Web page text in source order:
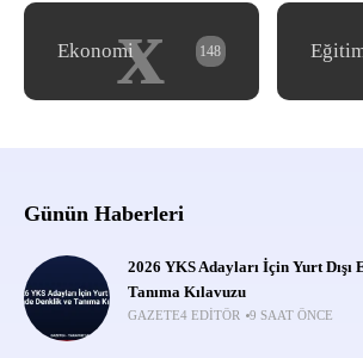
x
Ekonomi 148
Günün Haberleri
2026 YKS Adayları İçin Yurt Dışı
Tanıma Kılavuzu
GAZETE4 EDITÖR 9 SAAT ÖNCE